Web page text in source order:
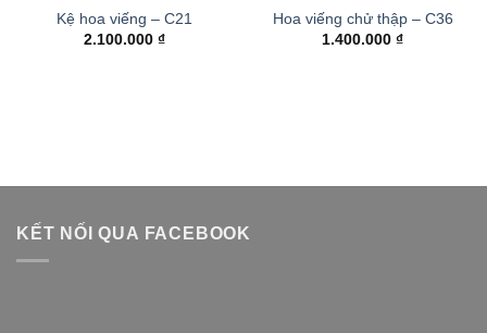
Kệ hoa viếng – C21
2.100.000 ₫
Hoa viếng chử thập – C36
1.400.000 ₫
KẾT NỐI QUA FACEBOOK